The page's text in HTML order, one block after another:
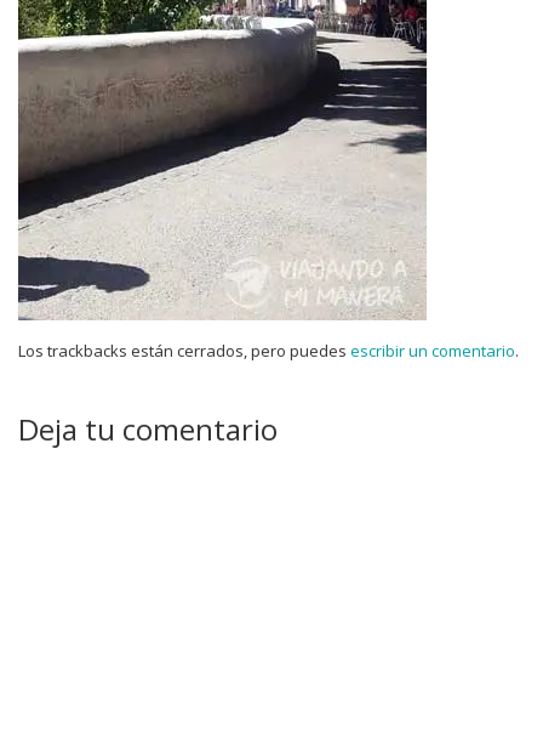
Los trackbacks están cerrados, pero puedes escribir un comentario.
Deja tu comentario